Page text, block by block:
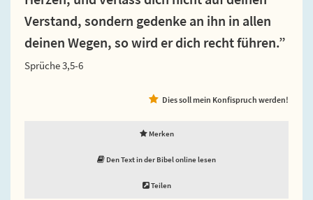
Verstand, sondern gedenke an ihn in allen
deinen Wegen, so wird er dich recht führen.”
Sprüche 3,5-6
Dies soll mein Konfispruch werden!
Merken
Den Text in der Bibel online lesen
Teilen